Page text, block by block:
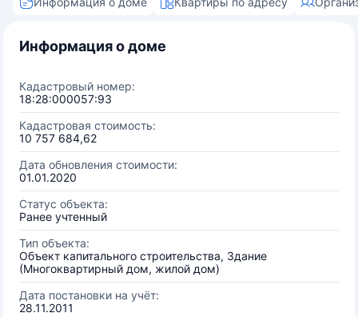
Информация о доме
Кадастровый номер:
18:28:000057:93
Кадастровая стоимость:
10 757 684,62
Дата обновления стоимости:
01.01.2020
Статус объекта:
Ранее учтенный
Тип объекта:
Объект капитального строительства, Здание
(Многоквартирный дом, жилой дом)
Дата постановки на учёт:
28.11.2011